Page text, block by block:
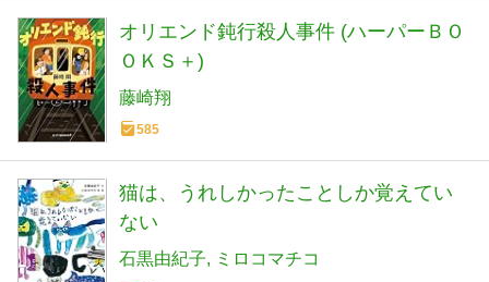
オリエンド鈍行殺人事件 (ハーパーＢＯ
ＯＫＳ＋)
藤崎翔
585
猫は、うれしかったことしか覚えてい
ない
石黒由紀子 ミロコマチコ